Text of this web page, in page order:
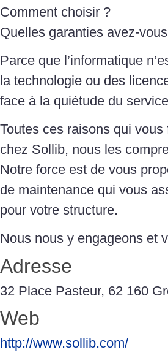
Comment choisir ?
Quelles garanties avez-
Parce que l’informatique
la technologie ou des
face à la quiétude du
Toutes ces raisons qui
chez Sollib, nous les
Notre force est de vous
de maintenance qui vous
pour votre structure.
Nous nous y engageons et
Adresse
32 Place Pasteur, 62 160
Web
http://www.sollib.com/